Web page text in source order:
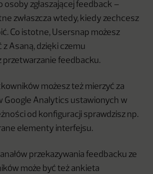
zgłaszającej feedback –
zwłaszcza wtedy, kiedy zechcesz
Co istotne, Usersnap możesz
Asaną, dzięki czemu
feedbacku.
możesz też mierzyć za
Google Analytics ustawionych w
od konfiguracji sprawdzisz np.
elementy interfejsu.
przekazywania feedbacku ze
może być też ankieta